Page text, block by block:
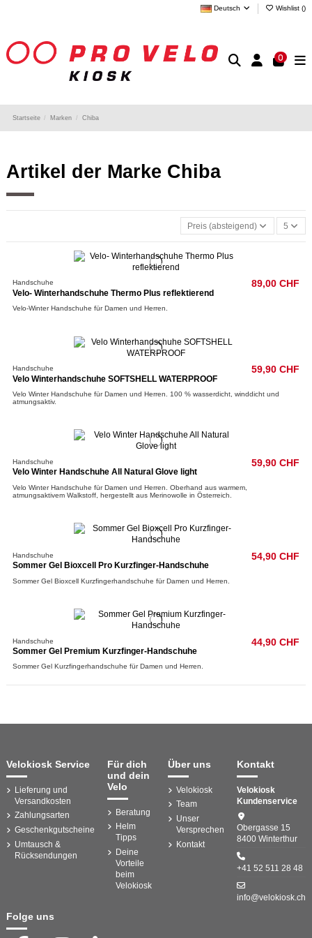
Deutsch Wishlist ()
0
Startseite Marken Chiba
Artikel der Marke Chiba
Preis (absteigend) 5
Handschuhe
Velo- Winterhandschuhe Thermo Plus reflektierend
89,00 CHF
Velo-Winter Handschuhe für Damen und Herren.
Handschuhe
Velo Winterhandschuhe SOFTSHELL WATERPROOF
59,90 CHF
Velo Winter Handschuhe für Damen und Herren. 100 % wasserdicht, winddicht und
atmungsaktiv.
Handschuhe
Velo Winter Handschuhe All Natural Glove light
59,90 CHF
Velo Winter Handschuhe für Damen und Herren. Oberhand aus warmem,
atmungsaktivem Walkstoff, hergestellt aus Merinowolle in Österreich.
Handschuhe
Sommer Gel Bioxcell Pro Kurzfinger-Handschuhe
54,90 CHF
Sommer Gel Bioxcell Kurzfingerhandschuhe für Damen und Herren.
Handschuhe
Sommer Gel Premium Kurzfinger-Handschuhe
44,90 CHF
Sommer Gel Kurzfingerhandschuhe für Damen und Herren.
Velokiosk Service
Lieferung und
Versandkosten
Zahlungsarten
Geschenkgutscheine
Umtausch &
Rücksendungen
Für dich
und dein
Velo
Beratung
Helm
Tipps
Deine
Vorteile
beim
Velokiosk
Über uns
Velokiosk
Team
Unser
Versprechen
Kontakt
Kontakt
Velokiosk
Kundenservice
Obergasse 15
8400 Winterthur
+41 52 511 28 48
info@velokiosk.ch
Folge uns